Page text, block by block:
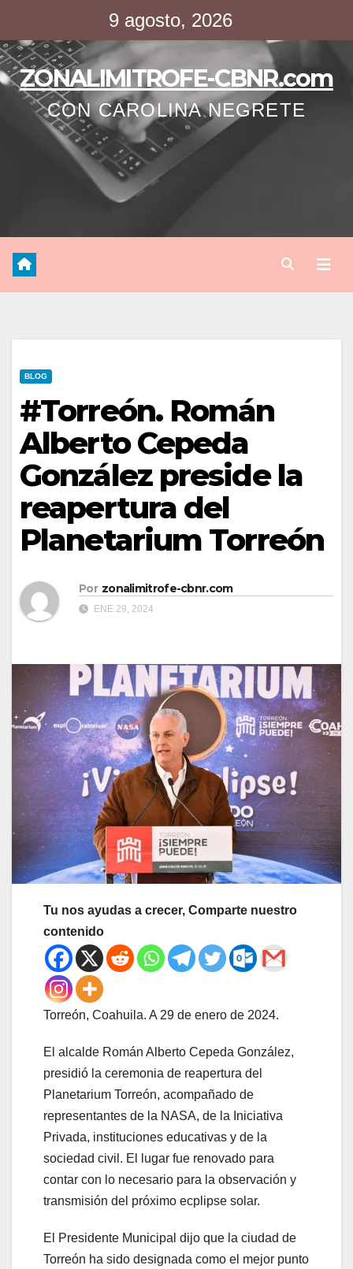
contenido
9 agosto, 2026
ZONALIMITROFE-CBNR.com
CON CAROLINA NEGRETE
BLOG
#Torreón. Román
Alberto Cepeda
González preside la
reapertura del
Planetarium Torreón
Por zonalimitrofe-cbnr.com
ENE 29, 2024
Tu nos ayudas a crecer, Comparte nuestro
contenido
Torreón, Coahuila. A 29 de enero de 2024.
El alcalde Román Alberto Cepeda González,
presidió la ceremonia de reapertura del
Planetarium Torreón, acompañado de
representantes de la NASA, de la Iniciativa
Privada, instituciones educativas y de la
sociedad civil. El lugar fue renovado para
contar con lo necesario para la observación y
transmisión del próximo ecplipse solar.
El Presidente Municipal dijo que la ciudad de
Torreón ha sido designada como el mejor punto